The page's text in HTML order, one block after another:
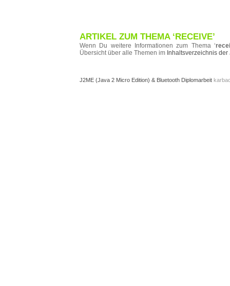
ARTIKEL ZUM THEMA ‘RECEIVE’
Wenn Du weitere Informationen zum Thema ‘
Übersicht über alle Themen im Inhaltsverzeichnis
J2ME (Java 2 Micro Edition) & Bluetooth Diplomarbeit